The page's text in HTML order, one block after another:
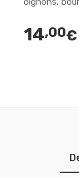
14,00€